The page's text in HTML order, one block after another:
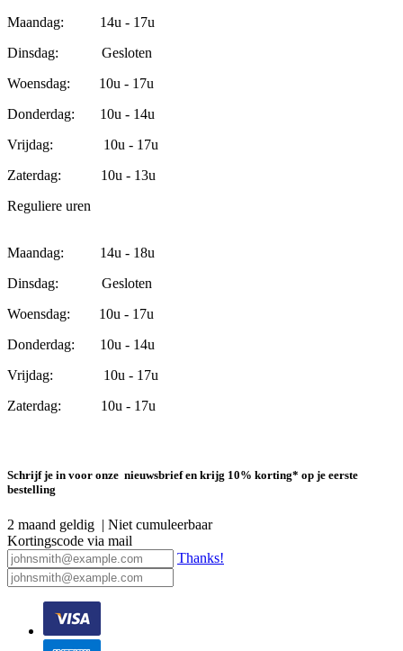
Maandag: 14u - 17u
Dinsdag: Gesloten
Woensdag: 10u - 17u
Donderdag: 10u - 14u
Vrijdag: 10u - 17u
Zaterdag: 10u - 13u
Reguliere uren
Maandag: 14u - 18u
Dinsdag: Gesloten
Woensdag: 10u - 17u
Donderdag: 10u - 14u
Vrijdag: 10u - 17u
Zaterdag: 10u - 17u
Schrijf je in voor onze nieuwsbrief en krijg 10% korting* op je eerste
bestelling
2 maand geldig | Niet cumuleerbaar
Kortingscode via mail
Thanks!